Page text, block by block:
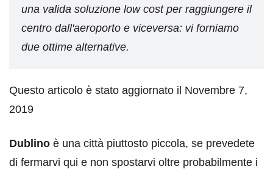
una valida soluzione low cost per raggiungere il
centro dall'aeroporto e viceversa: vi forniamo
due ottime alternative.
Questo articolo è stato aggiornato il Novembre 7,
2019
Dublino è una città piuttosto piccola, se prevedete
di fermarvi qui e non spostarvi oltre probabilmente i